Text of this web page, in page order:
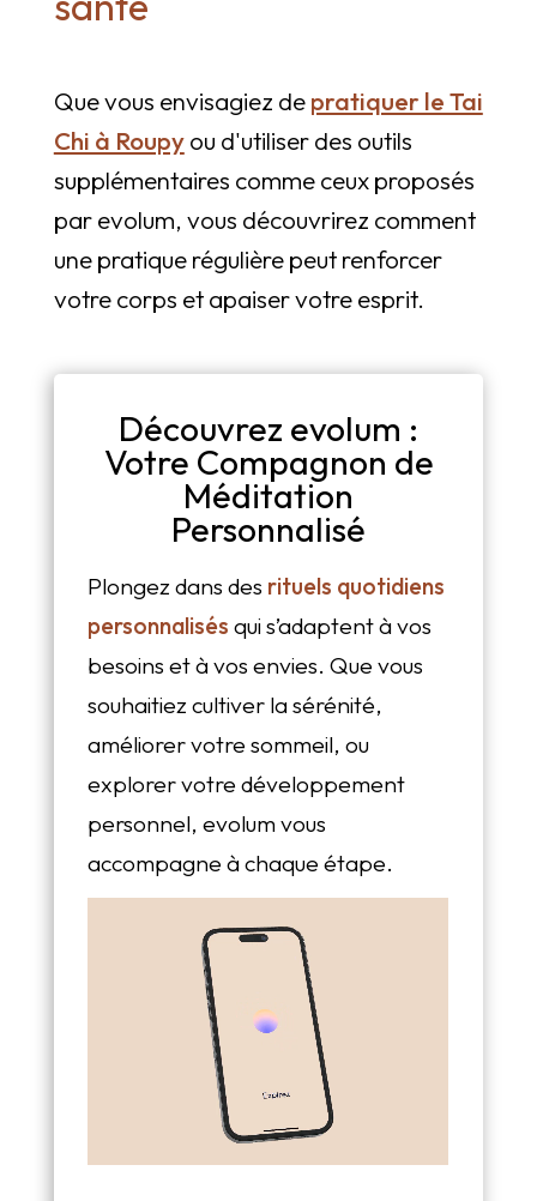
Que vous envisagiez depratiquer le Tai
Chi à Roupyou d'utiliser des outils
supplémentaires comme ceux proposés
par evolum, vous découvrirez comment
une pratique régulière peut renforcer
votre corps et apaiser votre esprit.
Découvrez evolum :
Votre Compagnon de
Méditation
Personnalisé
Plongez dans des rituels quotidiens
personnalisés qui s’adaptent à vos
besoins et à vos envies. Que vous
souhaitiez cultiver la sérénité,
améliorer votre sommeil, ou
explorer votre développement
personnel, evolum vous
accompagne à chaque étape.